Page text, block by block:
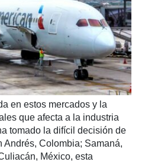
en estos mercados y la
que afecta a la industria
tomado la difícil decisión de
Colombia; Samaná,
México, esta